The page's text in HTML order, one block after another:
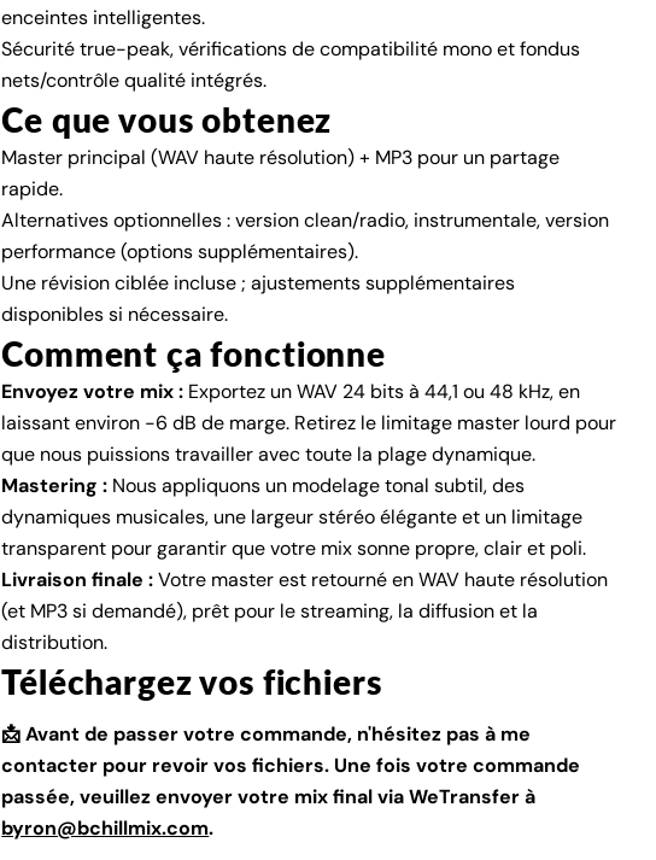
enceintes intelligentes.
Sécurité true-peak, vérifications de compatibilité mono et fondus
nets/contrôle qualité intégrés.
Ce que vous obtenez
Master principal (WAV haute résolution) + MP3 pour un partage
rapide.
Alternatives optionnelles : version clean/radio, instrumentale, version
performance (options supplémentaires).
Une révision ciblée incluse ; ajustements supplémentaires
disponibles si nécessaire.
Comment ça fonctionne
Envoyez votre mix : Exportez un WAV 24 bits à 44,1 ou 48 kHz, en
laissant environ -6 dB de marge. Retirez le limitage master lourd pour
que nous puissions travailler avec toute la plage dynamique.
Mastering : Nous appliquons un modelage tonal subtil, des
dynamiques musicales, une largeur stéréo élégante et un limitage
transparent pour garantir que votre mix sonne propre, clair et poli.
Livraison finale :Votre master est retourné en WAV haute résolution
(et MP3 si demandé), prêt pour le streaming, la diffusion et la
distribution.
Téléchargez vos fichiers
📩 Avant de passer votre commande, n'hésitez pas à me
contacter pour revoir vos fichiers. Une fois votre commande
passée, veuillez envoyer votre mix final via WeTransfer à
byron@bchillmix.com.